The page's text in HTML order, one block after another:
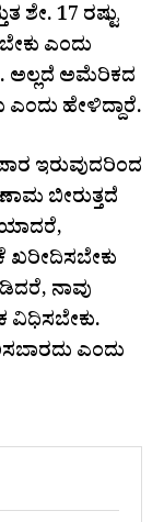
ಶೇ. 17 ರಷ್ಟು
ಎಂದು
ಅಲ್ಲದೆ ಅಮೆರಿಕದ
ಹೇಳಿದ್ದಾರೆ.
ಇರುವುದರಿಂದ
ಬೀರುತ್ತದೆ
ಖರೀದಿಸಬೇಕು
ನಾವು
ವಿಧಿಸಬೇಕು.
ಎಂದು